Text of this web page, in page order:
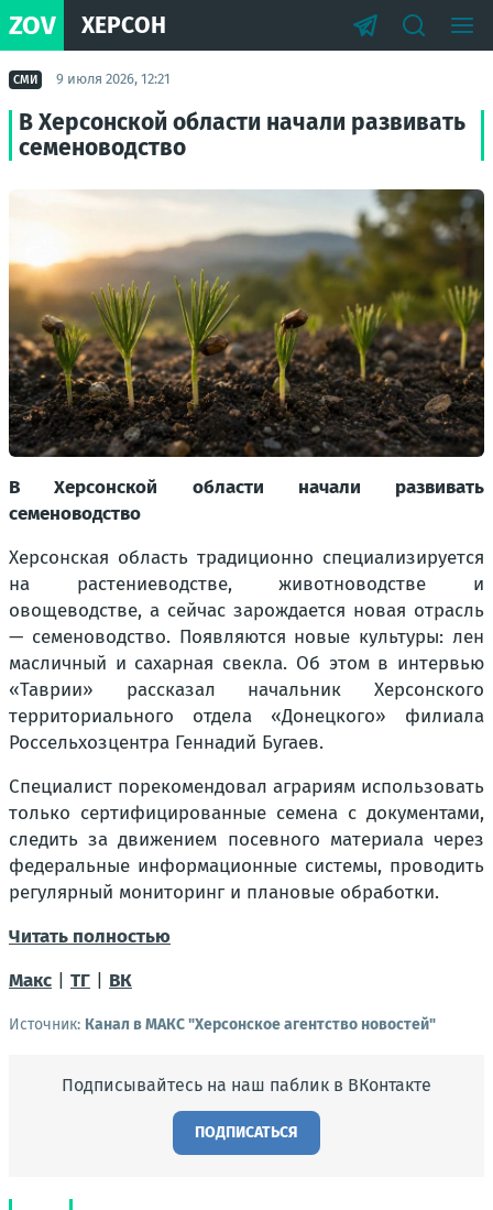
ZOV ХЕРСОН
СМИ 9 июля 2026, 12:21
В Херсонской области начали развивать
семеноводство
В Херсонской области начали развивать
семеноводство
Херсонская область традиционно специализируется
на растениеводстве, животноводстве и
овощеводстве, а сейчас зарождается новая отрасль
— семеноводство. Появляются новые культуры: лен
масличный и сахарная свекла. Об этом в интервью
«Таврии» рассказал начальник Херсонского
территориального отдела «Донецкого» филиала
Россельхозцентра Геннадий Бугаев.
Специалист порекомендовал аграриям использовать
только сертифицированные семена с документами,
следить за движением посевного материала через
федеральные информационные системы, проводить
регулярный мониторинг и плановые обработки.
Читать полностью
Макс
ТГ ВК
Источник: Канал в МАКС "Херсонское агентство новостей"
Подписывайтесь на наш паблик в ВКонтакте
ПОДПИСАТЬСЯ